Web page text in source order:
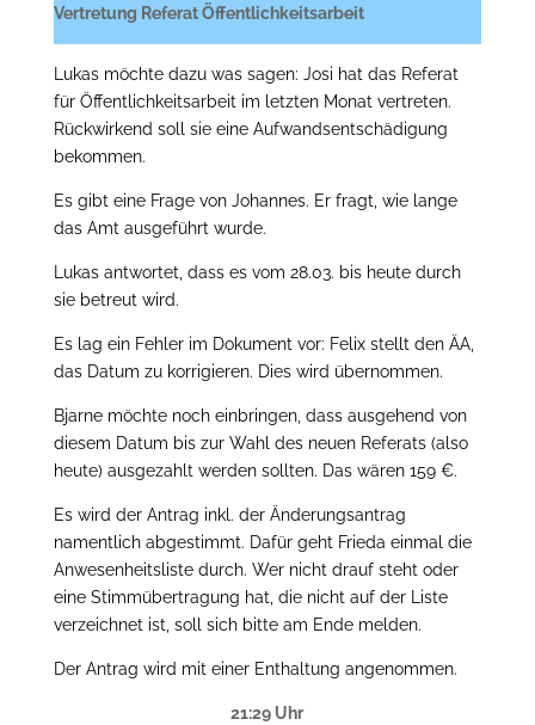
Vertretung Referat Öffentlichkeitsarbeit
Lukas möchte dazu was sagen: Josi hat das Referat
für Öffentlichkeitsarbeit im letzten Monat vertreten.
Rückwirkend soll sie eine Aufwandsentschädigung
bekommen.
Es gibt eine Frage von Johannes. Er fragt, wie lange
das Amt ausgeführt wurde.
Lukas antwortet, dass es vom 28.03. bis heute durch
sie betreut wird.
Es lag ein Fehler im Dokument vor: Felix stellt den ÄA,
das Datum zu korrigieren. Dies wird übernommen.
Bjarne möchte noch einbringen, dass ausgehend von
diesem Datum bis zur Wahl des neuen Referats (also
heute) ausgezahlt werden sollten. Das wären 159 €.
Es wird der Antrag inkl. der Änderungsantrag
namentlich abgestimmt. Dafür geht Frieda einmal die
Anwesenheitsliste durch. Wer nicht drauf steht oder
eine Stimmübertragung hat, die nicht auf der Liste
verzeichnet ist, soll sich bitte am Ende melden.
Der Antrag wird mit einer Enthaltung angenommen.
21:29 Uhr